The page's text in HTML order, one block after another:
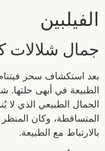
الفيلبين
جمال شلالات
بعد استكشاف سحر
الطبيعة في أبهى حلتها.
الجمال الطبيعي الذي لا
المتساقطة، وكان
بالارتباط مع الطبيعة.